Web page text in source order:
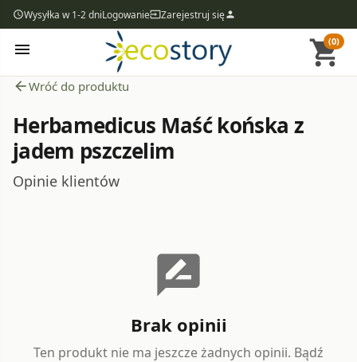
access_timeWysyłka w 1-2 dniLogowanieinputZarejestruj sięperson
menu shopping_cart
(0)
arrow_backWróć do produktu
Herbamedicus Maść końska z
jadem pszczelim
Opinie klientów
rate_review
Brak opinii
Ten produkt nie ma jeszcze żadnych opinii. Bądź